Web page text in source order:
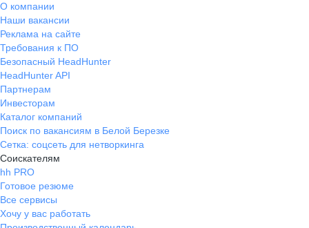
О компании
Наши вакансии
Реклама на сайте
Требования к ПО
Безопасный HeadHunter
HeadHunter API
Партнерам
Инвесторам
Каталог компаний
Поиск по вакансиям в Белой Березке
Сетка: соцсеть для нетворкинга
Соискателям
hh PRO
Готовое резюме
Все сервисы
Хочу у вас работать